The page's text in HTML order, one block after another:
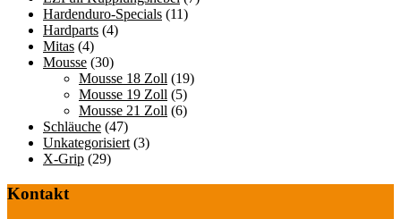
Hardenduro-Specials (11)
Hardparts (4)
Mitas (4)
Mousse (30)
Mousse 18 Zoll (19)
Mousse 19 Zoll (5)
Mousse 21 Zoll (6)
Schläuche (47)
Unkategorisiert (3)
X-Grip (29)
Kontakt